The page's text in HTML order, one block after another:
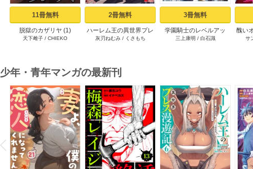
11冊無料
脱獄のカザリヤ (1)
天下雌子 / CHIEKO
2冊無料
ハーレム王の異世界プレ
ス漫遊記 ～最強無双のお
1巻
灰刃ねむみ/ くさもち
3冊無料
学園騎士のレベルアッ
プ！レベル1000超えの転
三上康明 / 白石識
醜い
ロゲ
サ
少年・青年マンガの最新刊
P
r
e
v
i
o
u
s